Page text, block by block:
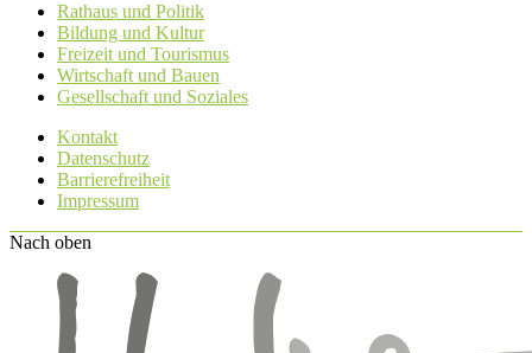
Rathaus und Politik
Bildung und Kultur
Freizeit und Tourismus
Wirtschaft und Bauen
Gesellschaft und Soziales
Kontakt
Datenschutz
Barrierefreiheit
Impressum
Nach oben